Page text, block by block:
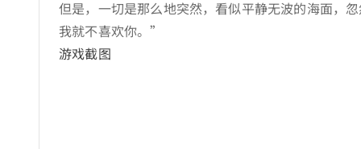
但是，一切是那么地突然，看似平静无波的海面，
我就不喜欢你。”
游戏截图